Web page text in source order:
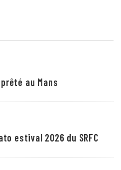
au Mans
estival 2026 du SRFC